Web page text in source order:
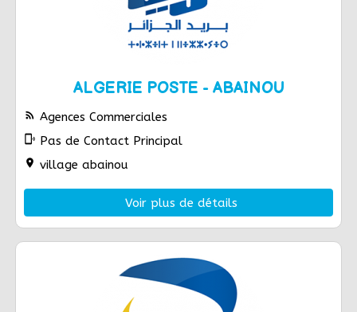
ALGERIE POSTE - ABAINOU
rss_feed Agences Commerciales
phonelink_ring Pas de Contact Principal
location_on village abainou
Voir plus de détails